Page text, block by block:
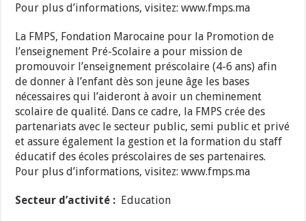
Pour plus d’informations, visitez: www.fmps.ma
La FMPS, Fondation Marocaine pour la Promotion de
l’enseignement Pré-Scolaire a pour mission de
promouvoir l’enseignement préscolaire (4-6 ans) afin
de donner à l’enfant dès son jeune âge les bases
nécessaires qui l’aideront à avoir un cheminement
scolaire de qualité. Dans ce cadre, la FMPS crée des
partenariats avec le secteur public, semi public et privé
et assure également la gestion et la formation du staff
éducatif des écoles préscolaires de ses partenaires.
Pour plus d’informations, visitez: www.fmps.ma
Secteur d’activité : Education